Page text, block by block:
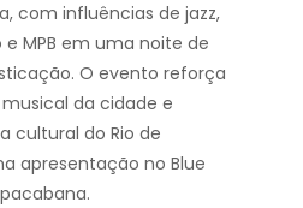
com influências de jazz,
e MPB em uma noite de
O evento reforça
da cidade e
cultural do Rio de
apresentação no Blue